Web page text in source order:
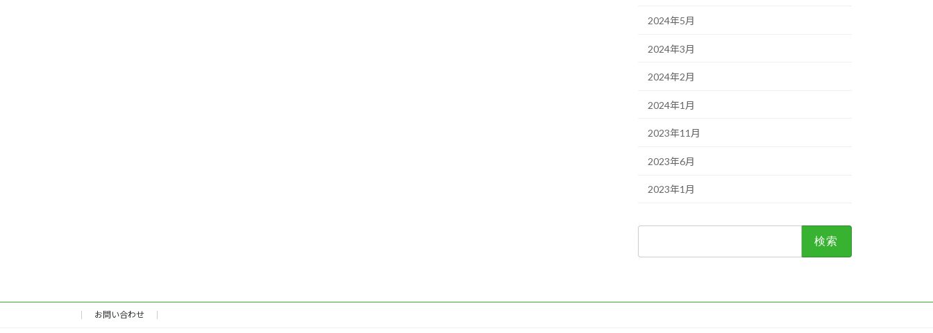
2024年5月
2024年3月
2024年2月
2024年1月
2023年11月
2023年6月
2023年1月
お問い合わせ